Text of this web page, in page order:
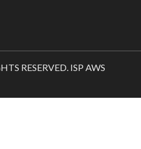
RESERVED. ISP AWS